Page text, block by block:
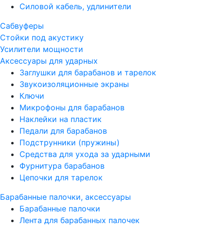
Силовой кабель, удлинители
Сабвуферы
Стойки под акустику
Усилители мощности
Аксессуары для ударных
Заглушки для барабанов и тарелок
Звукоизоляционные экраны
Ключи
Микрофоны для барабанов
Наклейки на пластик
Педали для барабанов
Подструнники (пружины)
Средства для ухода за ударными
Фурнитура барабанов
Цепочки для тарелок
Барабанные палочки, аксессуары
Барабанные палочки
Лента для барабанных палочек